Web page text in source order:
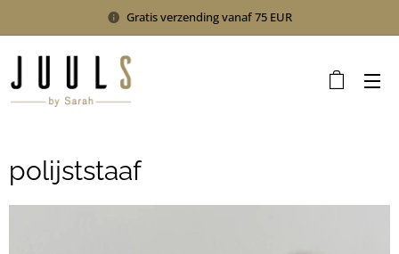
Gratis verzending vanaf 75 EUR
polijststaaf